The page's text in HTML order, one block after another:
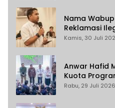
Nama
Reklamasi
Desak Polda
Kamis, 30 Juli
Anwar Hafid
Kuota
untuk
Rabu, 29 Juli